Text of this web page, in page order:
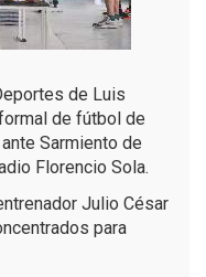
de Luis
de fútbol de
Sarmiento de
Florencio Sola.
Julio César
para